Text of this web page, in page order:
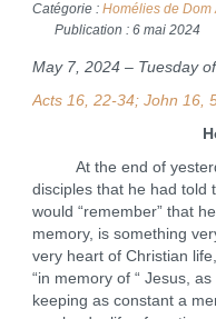
Catégorie : Homélies de Dom
Publication : 6 mai 2024
May 7, 2024 – Tuesday
Acts 16, 22-34; John 16,
At the end of
disciples that he had told
would “remember” that
memory, is something
very heart of Christian
“in memory of “ Jesus,
keeping as constant a